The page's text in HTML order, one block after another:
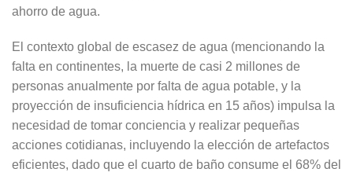
ahorro de agua.
El contexto global de escasez de agua (mencionando la
falta en continentes, la muerte de casi 2 millones de
personas anualmente por falta de agua potable, y la
proyección de insuficiencia hídrica en 15 años) impulsa la
necesidad de tomar conciencia y realizar pequeñas
acciones cotidianas, incluyendo la elección de artefactos
eficientes, dado que el cuarto de baño consume el 68% del